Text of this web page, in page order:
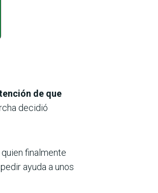
de que
decidió
quien finalmente
ayuda a unos